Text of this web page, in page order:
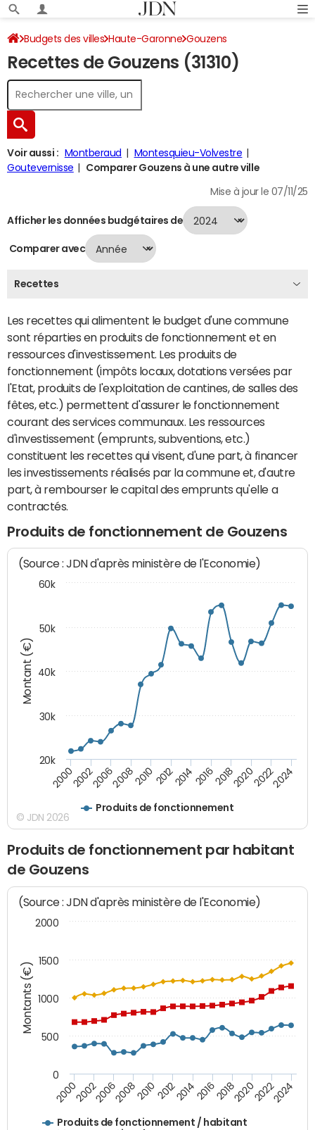
Budgets des villes Haute-Garonne Gouzens
Recettes 2024
Recettes de Gouzens (31310)
Voir aussi : Montberaud
Montesquieu-Volvestre
Goutevernisse
Comparer Gouzens à une autre ville
Mise à jour le 07/11/25
Afficher les données budgétaires de
Comparer avec
Recettes
Les recettes qui alimentent le budget d'une commune
sont réparties en produits de fonctionnement et en
ressources d'investissement. Les produits de
fonctionnement (impôts locaux, dotations versées par
l'Etat, produits de l'exploitation de cantines, de salles des
fêtes, etc.) permettent d'assurer le fonctionnement
courant des services communaux. Les ressources
d'investissement (emprunts, subventions, etc.)
constituent les recettes qui visent, d'une part, à financer
les investissements réalisés par la commune et, d'autre
part, à rembourser le capital des emprunts qu'elle a
contractés.
Produits de fonctionnement de Gouzens
Montant (€)
(Source : JDN d'après ministère de l'Economie)
Produits de fonctionnement
20002002200620082010 2012201420162018202020222024
20k
30k
40k
50k
60k
© JDN 2026
Produits de fonctionnement par habitant
de Gouzens
Montants (€)
(Source : JDN d'après ministère de l'Economie)
Produits de fonctionnement / habitant
200020022006200820102012201420162018202020222024
0
500
1000
1500
2000